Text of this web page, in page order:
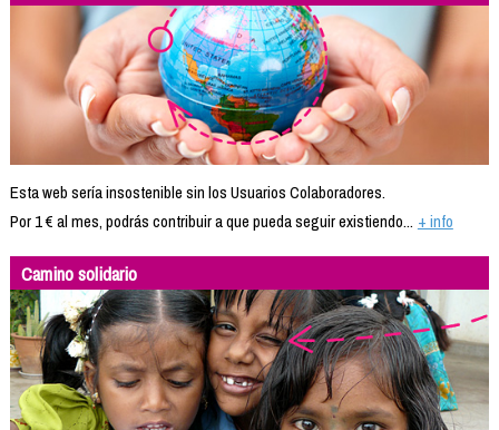
Esta web sería insostenible sin los Usuarios Colaboradores.
Por 1 € al mes, podrás contribuir a que pueda seguir existiendo... + info
Camino solidario